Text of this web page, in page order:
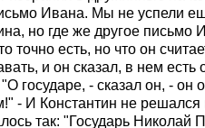
Ивана. Мы не успели
но где же другое
точно есть, но что он
и он сказал, в нем
- сказал он, - он
- И Константин не решался
так: "Государь Николай